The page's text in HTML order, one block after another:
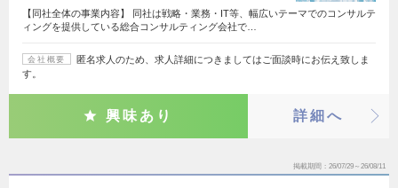
【同社全体の事業内容】 同社は戦略・業務・IT等、幅広いテーマでのコンサルテ
ィングを提供している総合コンサルティング会社で…
会社概要
匿名求人のため、求人詳細につきましてはご面談時にお伝え致しま
す。
興味あり 詳細へ
掲載期間 26/07/29～26/08/11